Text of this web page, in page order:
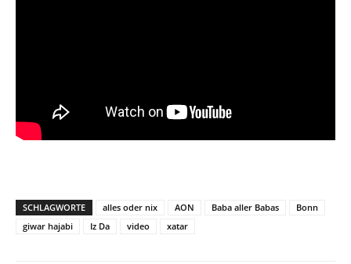
SCHLAGWORTE alles oder nix AON Baba aller Babas
Bonn
giwar hajabi
Iz Da video xatar